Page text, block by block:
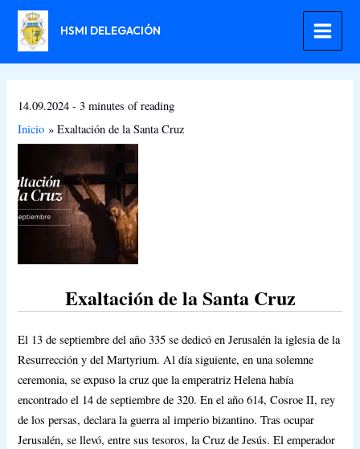
contenido
HSMI DELEGACIÓN
14.09.2024-3 minutes of reading
Inicio
Exaltación de la Santa Cruz
Exaltación de la Santa Cruz
El 13 de septiembre del año 335 se dedicó en Jerusalén la iglesia de la
Resurrección y del Martyrium. Al día siguiente, en una solemne
ceremonia, se expuso la cruz que la emperatriz Helena había
encontrado el 14 de septiembre de 320. En el año 614, Cosroe II, rey
de los persas, declara la guerra al imperio bizantino. Tras ocupar
Jerusalén, se llevó, entre sus tesoros, la Cruz de Jesús. El emperador